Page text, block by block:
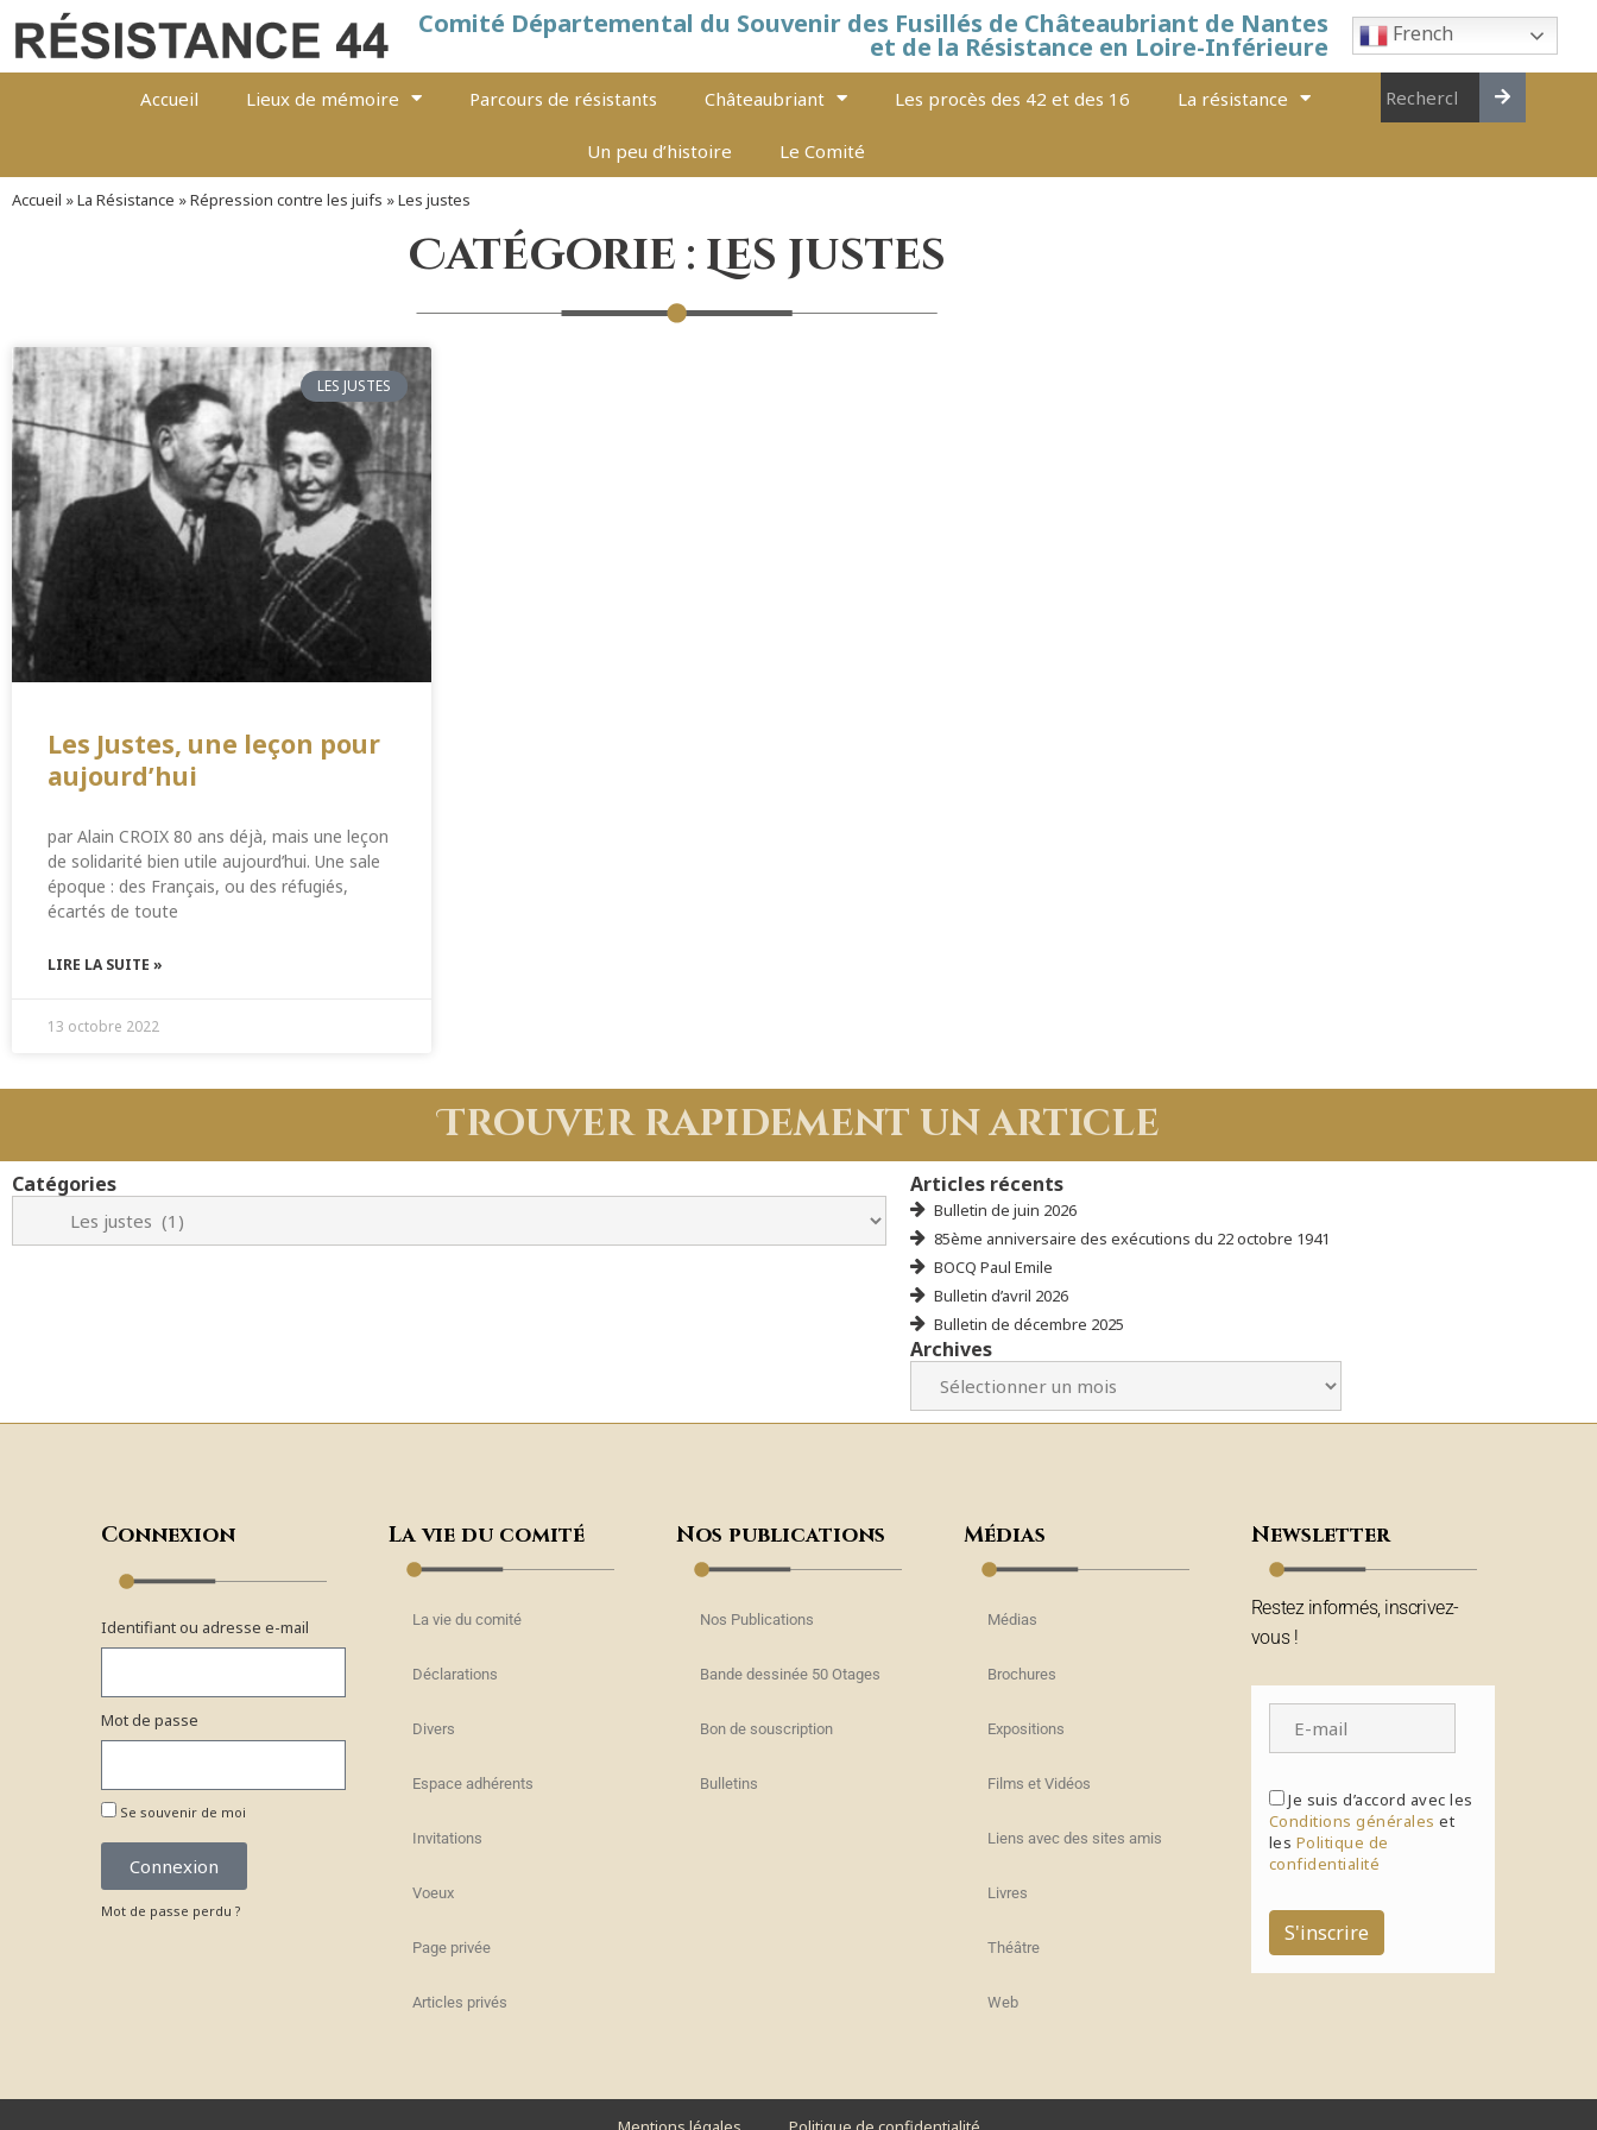
Comité Départemental du Souvenir des Fusillés de Châteaubriant de Nantes
et de la Résistance en Loire-Inférieure French
Accueil Lieux de mémoire Parcours de résistants Châteaubriant Les procès des 42 et des 16 La résistance
Un peu d’histoire Le Comité
Accueil »La Résistance »Répression contre les juifs »Les justes
Catégorie : Les justes
LES JUSTES
Les Justes, une leçon pour
aujourd’hui
par Alain CROIX 80 ans déjà, mais une leçon
de solidarité bien utile aujourd’hui. Une sale
époque : des Français, ou des réfugiés,
écartés de toute
LIRE LA SUITE »
13 octobre 2022
Trouver rapidement un article
Catégories Articles récents
Bulletin de juin 2026
85ème anniversaire des exécutions du 22 octobre 1941
BOCQ Paul Emile
Bulletin d’avril 2026
Bulletin de décembre 2025
Archives
Connexion
Identifiant ou adresse e-mail
Mot de passe
Se souvenir de moi
Connexion
Mot de passe perdu ?
La vie du comité
La vie du comité
Déclarations
Divers
Espace adhérents
Invitations
Voeux
Page privée
Articles privés
Nos publications
Nos Publications
Bande dessinée 50 Otages
Bon de souscription
Bulletins
Médias
Médias
Brochures
Expositions
Films et Vidéos
Liens avec des sites amis
Livres
Théâtre
Web
Newsletter
Restez informés, inscrivez-
vous !
Je suis d’accord avec les
Conditions générales et
les Politique de
confidentialité
S'inscrire